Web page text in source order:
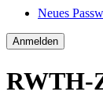
Neues
RWTH-